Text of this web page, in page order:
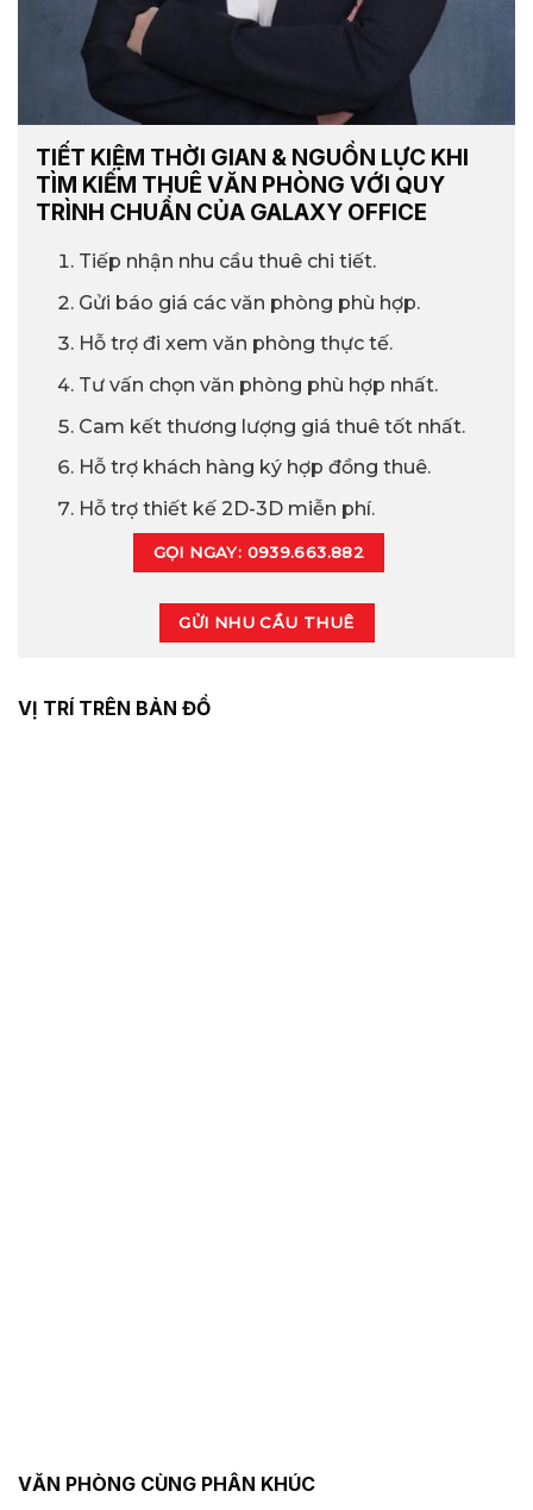
TIẾT KIỆM THỜI GIAN & NGUỒN LỰC KHI
TÌM KIẾM THUÊ VĂN PHÒNG VỚI QUY
TRÌNH CHUẨN CỦA GALAXY OFFICE
Tiếp nhận nhu cầu thuê chi tiết.
Gửi báo giá các văn phòng phù hợp.
Hỗ trợ đi xem văn phòng thực tế.
Tư vấn chọn văn phòng phù hợp nhất.
Cam kết thương lượng giá thuê tốt nhất.
Hỗ trợ khách hàng ký hợp đồng thuê.
Hỗ trợ thiết kế 2D-3D miễn phí.
GỌI NGAY: 0939.663.882
GỬI NHU CẦU THUÊ
VỊ TRÍ TRÊN BẢN ĐỒ
VĂN PHÒNG CÙNG PHÂN KHÚC